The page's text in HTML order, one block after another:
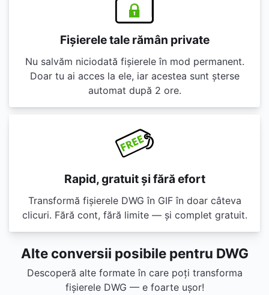
Fișierele tale rămân private
Nu salvăm niciodată fișierele în mod permanent.
Doar tu ai acces la ele, iar acestea sunt șterse
automat după 2 ore.
Rapid, gratuit și fără efort
Transformă fișierele DWG în GIF în doar câteva
clicuri. Fără cont, fără limite — și complet gratuit.
Alte conversii posibile pentru DWG
Descoperă alte formate în care poți transforma
fișierele DWG — e foarte ușor!